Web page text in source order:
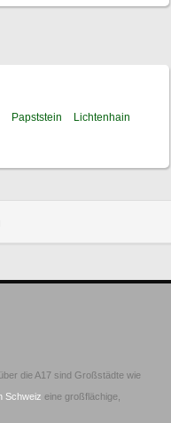
Papststein
Lichtenhain
die A17 sind Großstädte wie
Schweiz eine großflächige,